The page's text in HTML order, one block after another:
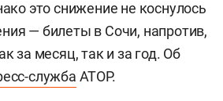
это снижение не коснулось
— билеты в Сочи, напротив,
за месяц, так и за год. Об
служба АТОР.